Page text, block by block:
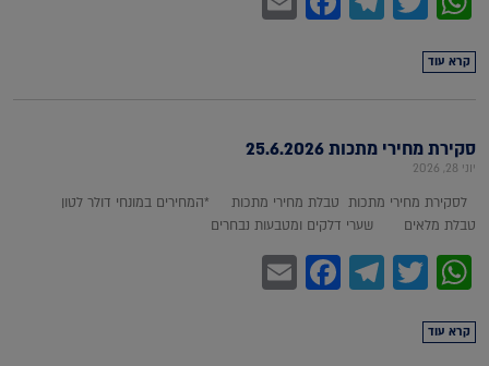
קרא עוד
סקירת מחירי מתכות 25.6.2026
יוני 28, 2026
לסקירת מחירי מתכות טבלת מחירי מתכות *המחירים במונחי דולר לטון
טבלת מלאים שערי דלקים ומטבעות נבחרים
WhatsApp
Twitter
Telegram
Facebook
קרא עוד